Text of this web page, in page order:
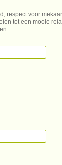
respect voor
tot een mooie